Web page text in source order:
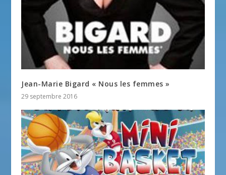
Jean-Marie Bigard « Nous les femmes »
29 septembre 2016